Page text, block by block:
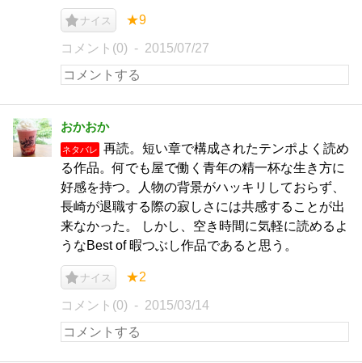
ナイス ★9
コメント(0) 2015/07/27
おかおか
ネタバレ
再読。短い章で構成されたテンポよく読め
る作品。何でも屋で働く青年の精一杯な生き方に
好感を持つ。人物の背景がハッキリしておらず、
長崎が退職する際の寂しさには共感することが出
来なかった。 しかし、空き時間に気軽に読めるよ
うなBest of 暇つぶし作品であると思う。
ナイス ★2
コメント(0) 2015/03/14